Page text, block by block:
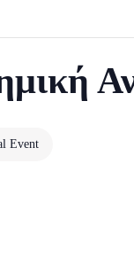
Event